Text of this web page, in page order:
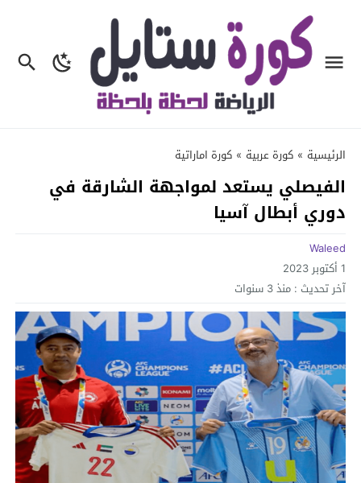
الرئيسية » كورة عربية » كورة اماراتية
الفيصلي يستعد لمواجهة الشارقة في
دوري أبطال آسيا
Waleed
1 أكتوبر 2023
آخر تحديث : منذ 3 سنوات